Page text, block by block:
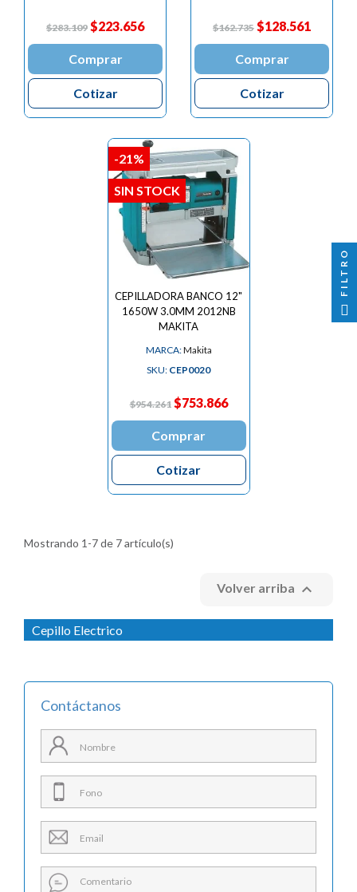
Cepillo Electrico
Contáctanos
$283.109 $223.656
Comprar
Cotizar
$162.735 $128.561
Comprar
Cotizar
CEPILLADORA BANCO 12"
1650W 3.0MM 2012NB
MAKITA
MARCA:Makita
SKU: CEP0020
$954.261 $753.866
Comprar
Cotizar
-21%
SIN STOCK
Mostrando 1-7 de 7 artículo(s)
Volver arriba 
FILTRO